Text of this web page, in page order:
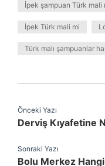
İpek şampuan Türk mali
İpek Türk mali mi
Türk malı şampuanlar
Önceki Yazı
Derviş Kıyafetine
Sonraki Yazı
Bolu Merkez